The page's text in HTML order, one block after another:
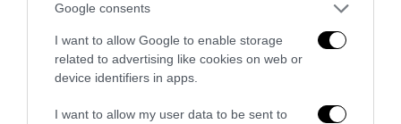
Google consents
I want to allow Google to enable storage
related to advertising like cookies on web or
device identifiers in apps.
I want to allow my user data to be sent to